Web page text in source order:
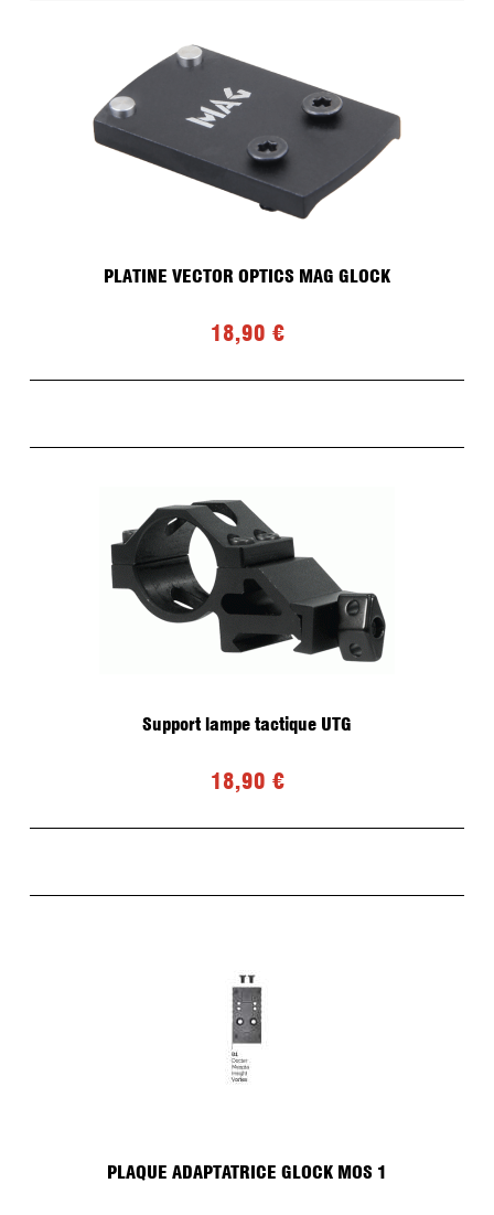
PLATINE VECTOR OPTICS MAG GLOCK
18,90 €
Support lampe tactique UTG
18,90 €
PLAQUE ADAPTATRICE GLOCK MOS 1